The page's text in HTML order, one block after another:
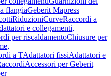
flangiaGeberit Mapress
RiduzioniCurveRaccordi a
e collegamenti,
per riscaldamentoChiusure per
a TAdattatori fissiAdattatori e
Accessori per Geberit